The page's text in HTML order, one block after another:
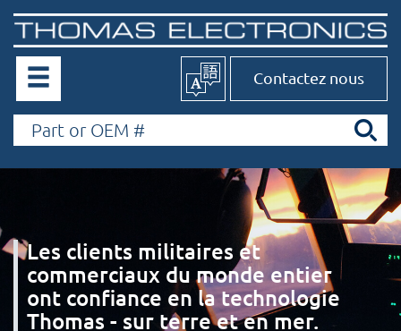
Contactez nous
Les clients militaires et
commerciaux du monde entier
ont confiance en la technologie
Thomas - sur terre et en mer.